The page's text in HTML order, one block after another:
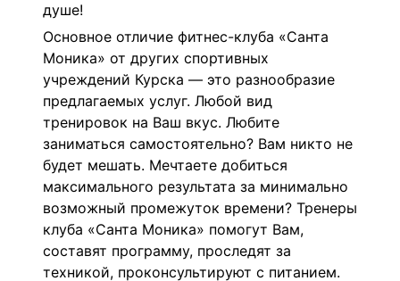
душе!
Основное отличие фитнес-клуба «Санта
Моника» от других спортивных
учреждений Курска — это разнообразие
предлагаемых услуг. Любой вид
тренировок на Ваш вкус. Любите
заниматься самостоятельно? Вам никто не
будет мешать. Мечтаете добиться
максимального результата за минимально
возможный промежуток времени? Тренеры
клуба «Санта Моника» помогут Вам,
составят программу, проследят за
техникой, проконсультируют с питанием.